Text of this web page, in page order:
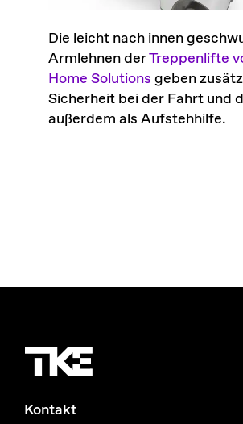
Die leicht nach innen
Armlehnen derTreppenlifte
Home Solutions geben
Sicherheit bei der Fahrt und
außerdem als Aufstehhilfe.
Kontakt